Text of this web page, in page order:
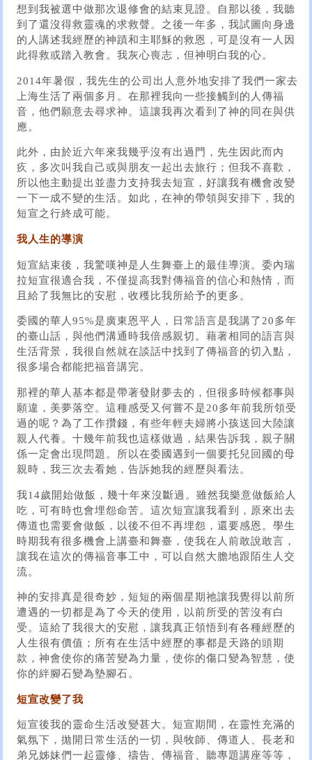
想到我被選中做那次退修會的結束見證。自那以後，我聽
到了還沒得救靈魂的求救聲。之後一年多，我試圖向身邊
的人講述我經歷的神蹟和主耶穌的救恩，可是沒有一人因
此得救或踏入教會。我灰心喪志，但神明白我的心。
2014年暑假，我先生的公司出人意外地安排了我們一家去
上海生活了兩個多月。在那裡我向一些接觸到的人傳福
音，他們願意去尋求神。這讓我再次看到了神的同在與供
應。
此外，由於近六年來我幾乎沒有出過門，先生因此而內
疚，多次叫我自己或與朋友一起出去旅行；但我不喜歡，
所以他主動提出並盡力支持我去短宣，好讓我有機會改變
一下一成不變的生活。如此，在神的帶領與安排下，我的
短宣之行終成可能。
我人生的導演
短宣結束後，我驚嘆神是人生舞臺上的最佳導演。委內瑞
拉短宣很適合我，不僅提高我對傳福音的信心和熱情，而
且給了我無比的安慰，收穫比我所給予的更多。
委國的華人95%是廣東恩平人，日常語言是我講了20多年
的臺山話，與他們溝通時我倍感親切。藉著相同的語言與
生活背景，我很自然就在談話中找到了傳福音的切入點，
很多場合都能把福音講完。
那裡的華人基本都是帶著發財夢去的，但很多時候都事與
願違，美夢落空。這種感受又何嘗不是20多年前我所領受
過的呢？為了工作攢錢，有些年輕夫婦將小孩送回大陸讓
親人代養。十幾年前我也這樣做過，結果告訴我，親子關
係一定會出現問題。所以在委國遇到一個要托兒回國的母
親時，我三次去看她，告訴她我的經歷與看法。
我14歲開始做飯，幾十年來沒斷過。雖然我樂意做飯給人
吃，可有時也會埋怨命苦。這次短宣讓我看到，原來出去
傳道也需要會做飯，以後不但不再埋怨，還要感恩。學生
時期我有很多機會上講臺和舞臺，使我在人前敢說敢言，
讓我在這次的傳福音事工中，可以自然大膽地跟陌生人交
流。
神的安排真是很奇妙，短短的兩個星期祂讓我覺得以前所
遭遇的一切都是為了今天的使用，以前所受的苦沒有白
受。這給了我很大的安慰，讓我真正領悟到有各種經歷的
人生很有價值；所有在生活中經歷的事都是天路的頭期
款，神會使你的痛苦變為力量，使你的傷口變為智慧，使
你的絆腳石變為墊腳石。
短宣改變了我
短宣後我的靈命生活改變甚大。短宣期間，在靈性充滿的
氣氛下，拋開日常生活的一切，與牧師、傳道人、長老和
弟兄姊妹們一起靈修、禱告、傳福音、聽專題講座等等，